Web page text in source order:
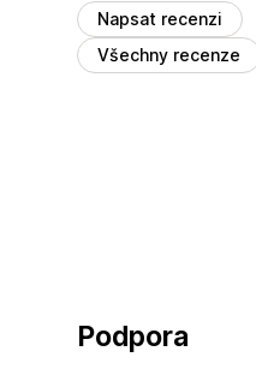
Napsat recenzi
Všechny recenze
Podpora